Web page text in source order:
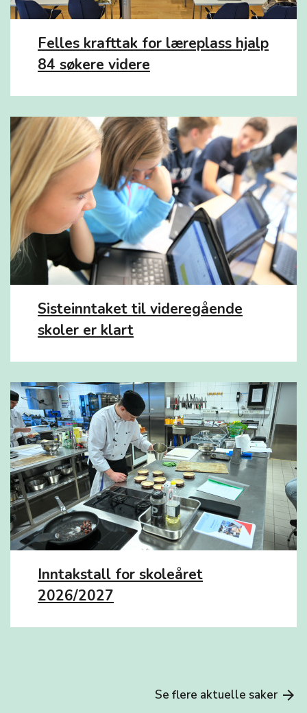
Felles krafttak for læreplass hjalp
84 søkere videre
Sisteinntaket til videregående
skoler er klart
Inntakstall for skoleåret
2026/2027
Se flere aktuelle saker arrow_forward